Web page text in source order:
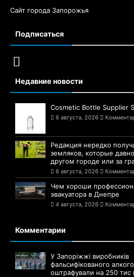
Сайт города Запорожья
Подписаться
Недавние новости
Cosmetic Bottle Supplier
6 августа, 2026
Редакция нередко
земляков, которые
другом городе или за
6 августа, 2026
Чем хороши
эвакуатора в Днепре
4 августа, 2026
Комментарии
У Запоріжжі виробників
фальсифікованого
оштрафували на 250 тис